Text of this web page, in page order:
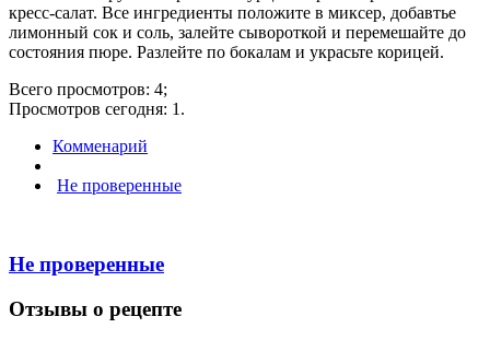
кресс-салат. Все ингредиенты положите в миксер, добавтье
лимонный сок и соль, залейте сывороткой и перемешайте до
состояния пюре. Разлейте по бокалам и украсьте корицей.
Всего просмотров: 4;
Просмотров сегодня: 1.
Комменарий
Не проверенные
Не проверенные
Отзывы о рецепте